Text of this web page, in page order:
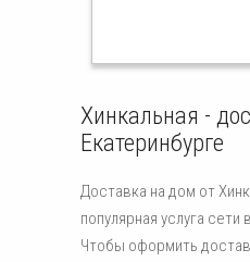
Хинкальная -
Екатеринбурге
Доставка на дом от
популярная услуга сети
Чтобы оформить